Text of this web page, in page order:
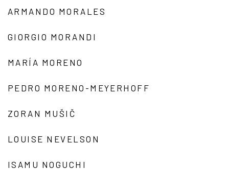
ARMANDO MORALES
GIORGIO MORANDI
MARÍA MORENO
PEDRO MORENO-MEYERHOFF
ZORAN MUŠIČ
LOUISE NEVELSON
ISAMU NOGUCHI